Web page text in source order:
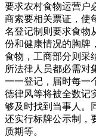
要求农村食物运营户
商索要相关票证，使
名登记制则要求食物
份和健康情况的胸牌
食物，工商部分则采
所法律人员都必需对
一一登记，届时每一
德律风等将被全数记
够及时找到当事人。
还实行标牌公示制，
质期等。